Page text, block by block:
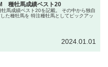
種牡馬成績ベスト20
馬成績ベスト20を記載。 その中から独自
た種牡馬を 特注種牡馬としてピックアッ
2024.01.01